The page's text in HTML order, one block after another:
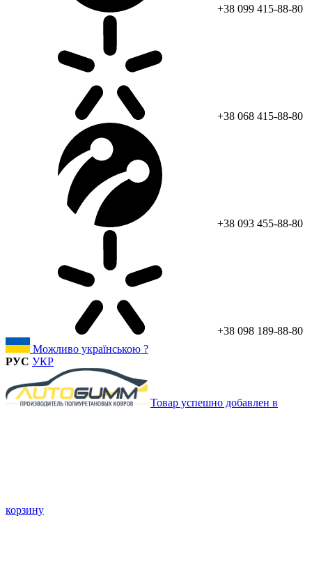
+38 099 415-88-80
+38 068 415-88-80
+38 093 455-88-80
+38 098 189-88-80
Можливо українською ?
РУС УКР
Товар успешно добавлен в
корзину